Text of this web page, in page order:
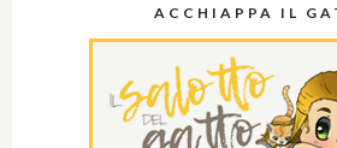
ACCHIAPPA IL